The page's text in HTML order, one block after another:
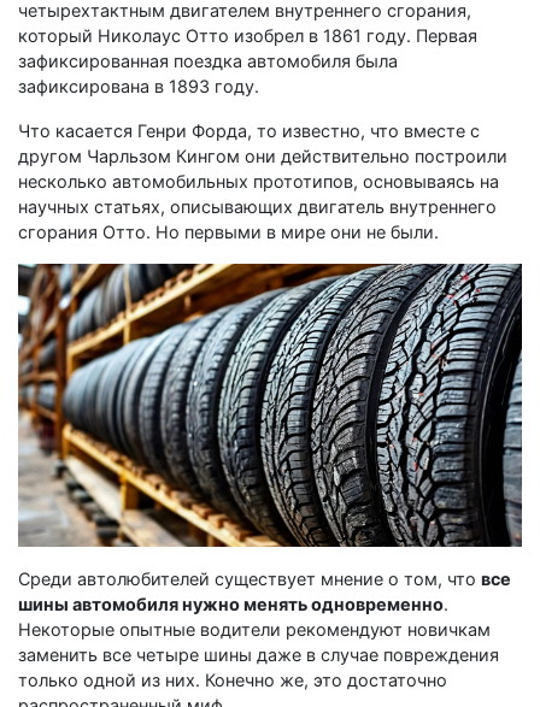
четырехтактным двигателем внутреннего сгорания,
который Николаус Отто изобрел в 1861 году. Первая
зафиксированная поездка автомобиля была
зафиксирована в 1893 году.
Что касается Генри Форда, то известно, что вместе с
другом Чарльзом Кингом они действительно построили
несколько автомобильных прототипов, основываясь на
научных статьях, описывающих двигатель внутреннего
сгорания Отто. Но первыми в мире они не были.
Среди автолюбителей существует мнение о том, что все
шины автомобиля нужно менять одновременно.
Некоторые опытные водители рекомендуют новичкам
заменить все четыре шины даже в случае повреждения
только одной из них. Конечно же, это достаточно